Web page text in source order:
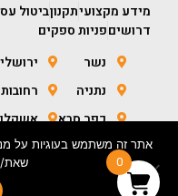
מידע מקצועיתקנוןביטול
דרושיםפניות ספקים
נשר
נתניה
כפר סבא
חולון
רחובות
באר
0
אתר זה משתמש בעוגיות על
שאת/